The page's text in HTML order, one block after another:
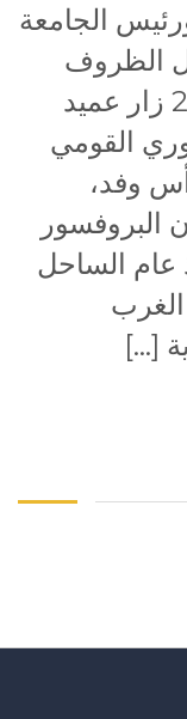
الجامعة
الظروف
الصعبة الجمعة 23 حزيران 2023 زار عميد
القومي
وفد،
البروفسور
عام الساحل
[…]